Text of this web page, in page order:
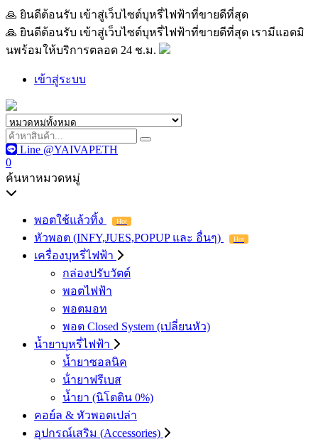
🙏 ยินดีต้อนรับ เข้าสู่เว็บไซต์บุหรี่ไฟฟ้าที่ขายดีที่สุด เรามีแอดมิน
🙏 ยินดีต้อนรับ เข้าสู่เว็บไซต์บุหรี่ไฟฟ้าที่ขายดีที่สุด เรามีแอดมิ
นพร้อมให้บริการตลอด 24 ช.ม.
เข้าสู่ระบบ
Line @YAIVAPETH
0
ค้นหาหมวดหมู่
พอตใช้แล้วทิ้ง Hot
หัวพอต (INFY,JUES,POPUP และ อื่นๆ) Hot
เครื่องบุหรี่ไฟฟ้า
กล่องปรับวัตต์
พอตไฟฟ้า
พอตมอท
พอต Closed System (เปลี่ยนหัว)
น้ำยาบุหรี่ไฟฟ้า
น้ำยาซอลนิค
น้ํายาฟรีเบส
น้ำยา (นิโตติน 0%)
คอย์ล & หัวพอตเปล่า
อุปกรณ์เสริม (Accessories)